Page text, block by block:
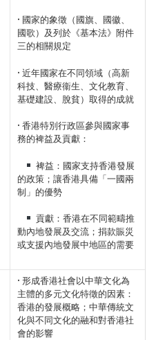
• 國家的象徵（國旗、國徽、
國歌）及列於《基本法》附件
三的相關規定
• 近年國家在不同領域（高新
科技、醫療衞生、文化教育、
基礎建設、脫貧）取得的成就
• 香港特別行政區參與國家事
務的裨益及貢獻：
裨益：國家支持香港發展
的政策；讓香港具備「一國兩
制」的優勢
貢獻：香港在不同範疇推
動內地發展及交流；捐款賑災
或支援內地發展中地區的需要
• 形成香港社會以中華文化為
主體的多元文化特徵的因素：
香港的發展概略；中華傳統文
化與不同文化的融和對香港社
會的影響